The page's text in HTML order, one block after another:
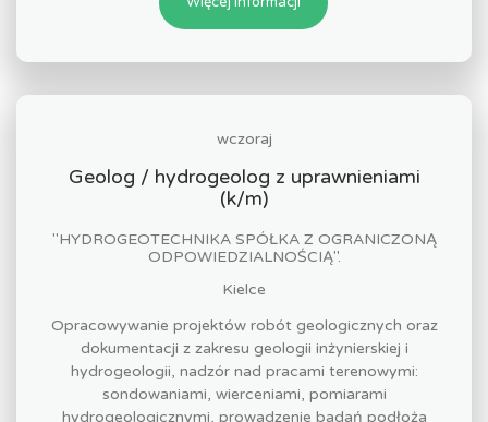
wczoraj
Geolog / hydrogeolog z uprawnieniami
(k/m)
"HYDROGEOTECHNIKA SPÓŁKA Z OGRANICZONĄ
ODPOWIEDZIALNOŚCIĄ".
Kielce
Opracowywanie projektów robót geologicznych oraz
dokumentacji z zakresu geologii inżynierskiej i
hydrogeologii, nadzór nad pracami terenowymi:
sondowaniami, wierceniami, pomiarami
hydrogeologicznymi, prowadzenie badań podłoża